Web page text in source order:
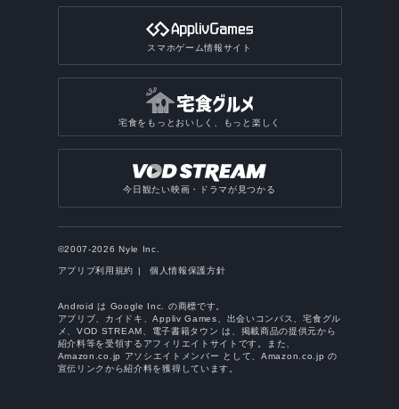
スマホゲーム情報サイト
宅食をもっとおいしく、もっと楽しく
今日観たい映画・ドラマが見つかる
©2007-2026 Nyle Inc.
アプリブ利用規約 個人情報保護方針
Android は Google Inc. の商標です。
アプリブ、カイドキ、Appliv Games、出会いコンパス、宅食グル
メ、VOD STREAM、電子書籍タウン は、掲載商品の提供元から
紹介料等を受領するアフィリエイトサイトです。また、
Amazon.co.jp アソシエイトメンバー として、Amazon.co.jp の
宣伝リンクから紹介料を獲得しています。